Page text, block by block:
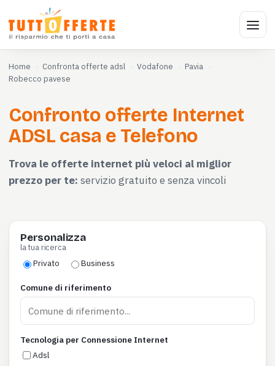
Home Confronta offerte adsl Vodafone
Pavia
Robecco pavese
Confronto offerte Internet
ADSL casa e Telefono
Trova le offerte internet più veloci al miglior
prezzo per te: servizio gratuito e senza vincoli
Personalizza
la tua ricerca
Privato Business
Comune di riferimento
Tecnologia per Connessione Internet
Adsl